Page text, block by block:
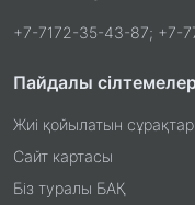
+7-7172-35-43-87; +7-
Пайдалы
Жиі қойылатын сұрақтар
Сайт картасы
Біз туралы БАҚ